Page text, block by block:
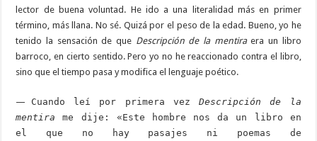
lector de buena voluntad. He ido a una literalidad más en primer
término, más llana. No sé. Quizá por el peso de la edad. Bueno, yo he
tenido la sensación de que Descripción de la mentiraera un libro
barroco, en cierto sentido. Pero yo no he reaccionado contra el libro,
sino que el tiempo pasa y modifica el lenguaje poético.
— Cuando leí por primera vezDescripción de la
mentira me dije: «Este hombre nos da un libro en
el que no hay pasajes ni poemas de